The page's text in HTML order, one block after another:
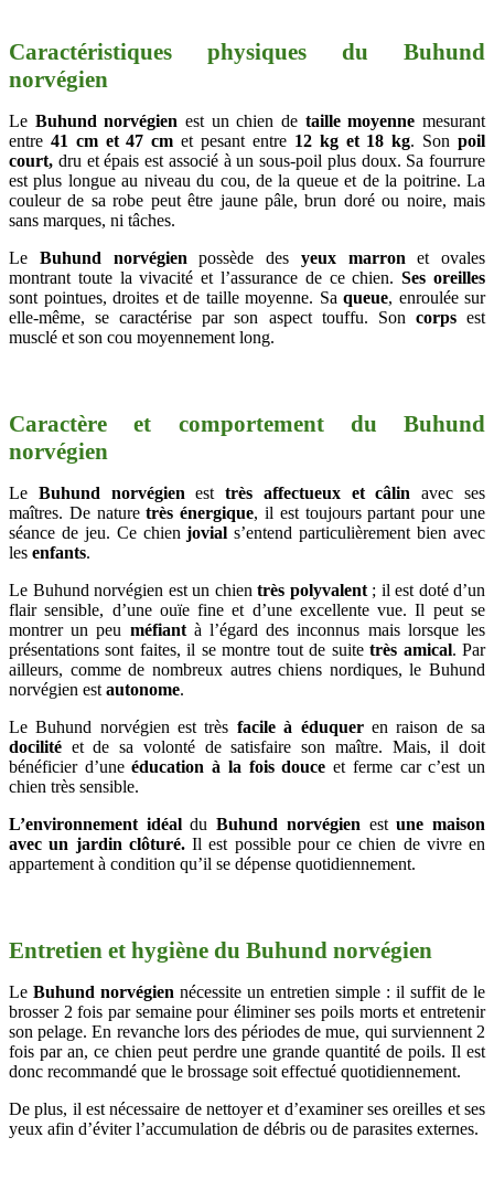
Caractéristiques physiques du Buhund
norvégien
Le Buhund norvégien est un chien de taille moyenne mesurant
entre 41 cm et 47 cm et pesant entre12 kg et 18 kg. Sonpoil
court, dru et épais est associé à un sous-poil plus doux. Sa fourrure
est plus longue au niveau du cou, de la queue et de la poitrine. La
couleur de sa robe peut être jaune pâle, brun doré ou noire, mais
sans marques, ni tâches.
Le Buhund norvégien possède des yeux marronet
ovales
montrant toute la vivacité et l’assurance de ce chien.Ses oreilles
sont pointues, droites et de taille moyenne. Sa queue, enroulée sur
elle-même, se caractérise par son aspect touffu. Son corpsest
musclé et son cou moyennement long.
Caractère et comportement du Buhund
norvégien
Le Buhund norvégien esttrès affectueux et câlin avec ses
maîtres. De naturetrès énergique, il est toujours partant pour une
séance de jeu. Ce chienjovial s’entend particulièrement bien avec
les enfants.
Le Buhund norvégien est un chien très polyvalent; il est doté d’un
flair sensible, d’une ouïe fine et d’une excellente vue. Il peut se
montrer un peu méfiantà l’égard des inconnus mais lorsque les
présentations sont faites, il se montre tout de suitetrès amical. Par
ailleurs, comme de nombreux autres chiens nordiques, le Buhund
norvégien est autonome.
Le Buhund norvégien est très facile à éduqueren raison de sa
docilité et de sa volonté de satisfaire son maître. Mais, il doit
bénéficier d’uneéducation à la fois douce et ferme car c’est un
chien très sensible.
L’environnement idéalduBuhund norvégien estune maison
avec un jardin clôturé. Il est possible pour ce chien de vivre en
appartement à condition qu’il se dépense quotidiennement.
Entretien et hygiène du Buhund norvégien
Le Buhund norvégien nécessite un entretien simple : il suffit de le
brosser 2 fois par semaine pour éliminer ses poils morts et entretenir
son pelage. En revanche lors des périodes de mue, qui surviennent 2
fois par an, ce chien peut perdre une grande quantité de poils. Il est
donc recommandé que le brossage soit effectué quotidiennement.
De plus, il est nécessaire de nettoyer et d’examiner ses oreilles et ses
yeux afin d’éviter l’accumulation de débris ou de parasites externes.